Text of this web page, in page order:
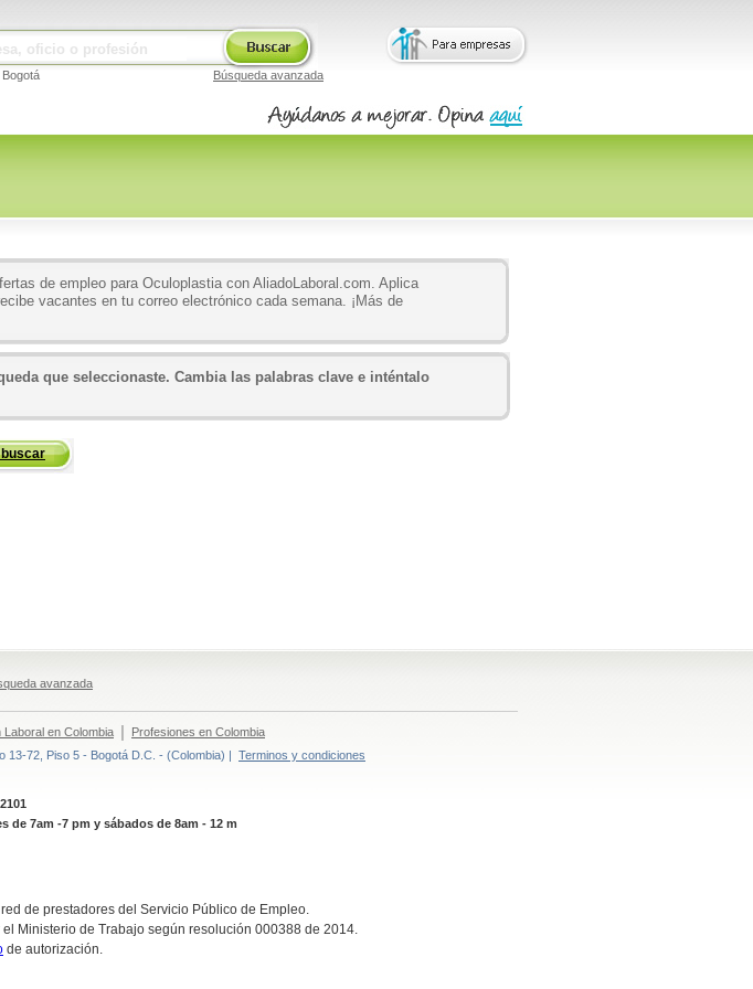
Búsqueda avanzada
de empleo para Oculoplastia con AliadoLaboral.com. Aplica
vacantes en tu correo electrónico cada semana. ¡Más de
que seleccionaste. Cambia las palabras clave e inténtalo
avanzada
Laboral en Colombia |
Profesiones en Colombia
13-72, Piso 5 - Bogotá D.C. - (Colombia) | Terminos y condiciones
7am -7 pm y sábados de 8am - 12 m
de prestadores del Servicio Público de Empleo.
Ministerio de Trabajo según resolución 000388 de 2014.
de autorización.